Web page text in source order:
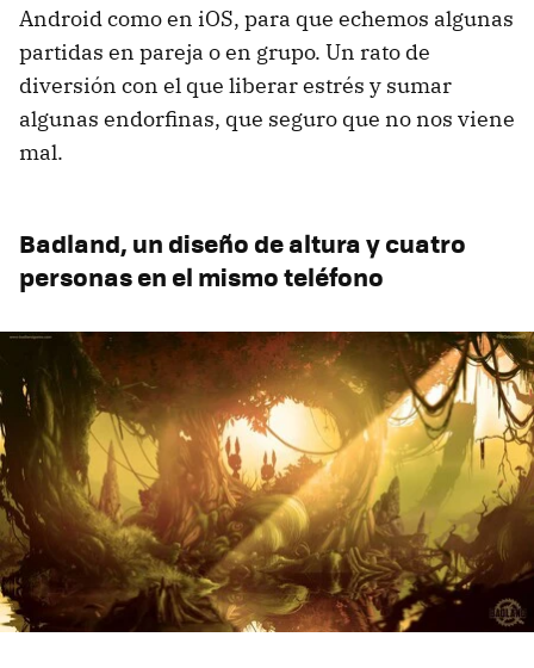
Android como en iOS, para que echemos algunas
partidas en pareja o en grupo. Un rato de
diversión con el que liberar estrés y sumar
algunas endorfinas, que seguro que no nos viene
mal.
Badland, un diseño de altura y cuatro
personas en el mismo teléfono